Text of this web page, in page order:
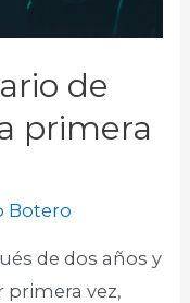
de
primera
Botero
de dos años y
primera vez,